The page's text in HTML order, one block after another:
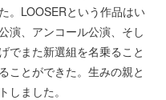
。LOOSERという作品はい
演、アンコール公演、そし
でまた新選組を名乗ること
ことができた。生みの親と
しました。